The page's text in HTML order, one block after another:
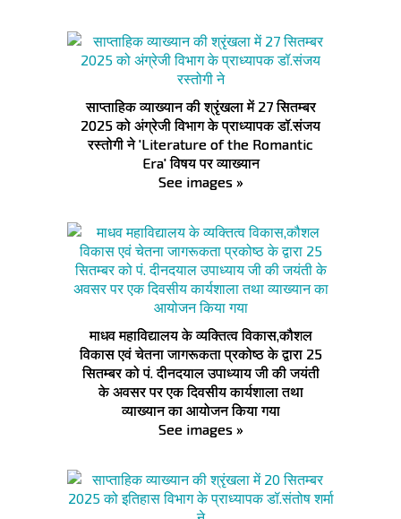
साप्ताहिक व्याख्यान की श्रृंखला में 27 सितम्बर
2025 को अंग्रेजी विभाग के प्राध्यापक डॉ.संजय
रस्तोगी ने 'Literature of the Romantic
Era' विषय पर व्याख्यान
See images »
माधव महाविद्यालय के व्यक्तित्व विकास,कौशल
विकास एवं चेतना जागरूकता प्रकोष्ठ के द्वारा 25
सितम्बर को पं. दीनदयाल उपाध्याय जी की जयंती
के अवसर पर एक दिवसीय कार्यशाला तथा
व्याख्यान का आयोजन किया गया
See images »